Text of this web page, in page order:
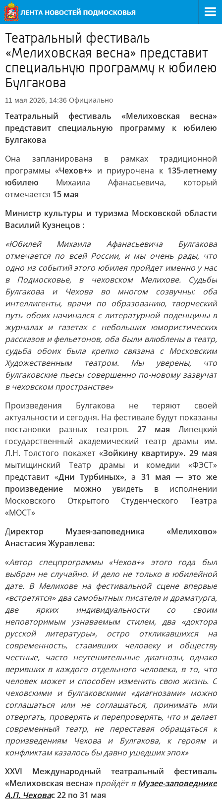
Театральный фестиваль
«Мелиховская весна» представит
специальную программу к юбилею
Булгакова
11 мая 2026, 14:36 Официально
Театральный фестиваль «Мелиховская весна»
представит специальную программу к юбилею
Булгакова
Она запланирована в рамках традиционной
программы «Чехов+» и приурочена к135-летнему
юбилею Михаила Афанасьевича, который
отмечается 15 мая
Министр культуры и туризма Московской области
Василий Кузнецов :
«Юбилей Михаила Афанасьевича Булгакова
отмечается по всей России, и мы очень рады, что
одно из событий этого юбилея пройдет именно у нас
в Подмосковье, в чеховском Мелихове. Судьбы
Булгакова и Чехова во многом созвучны: оба
интеллигенты, врачи по образованию, творческий
путь обоих начинался с литературной поденщины в
журналах и газетах с небольших юмористических
рассказов и фельетонов, оба были влюблены в театр,
судьба обоих была крепко связана с Московским
Художественным театром. Мы уверены, что
булгаковские пьесы совершенно по-новому зазвучат
в чеховском пространстве»
Произведения Булгакова не теряют своей
актуальности и сегодня. На фестивале будут показаны
постановки разных театров. 27 мая Липецкий
государственный академический театр драмы им.
Л.Н. Толстого покажет «Зойкину квартиру». 29 мая
мытищинский Театр драмы и комедии «ФЭСТ»
представит «Дни Турбиных», а 31 мая — это же
произведение можно увидеть в исполнении
Московского Открытого Студенческого Театра
«МОСТ»
Директор Музея-заповедника «Мелихово»
Анастасия Журавлева:
«Автор спецпрограммы «Чехов+» этого года был
выбран не случайно. И дело не только в юбилейной
дате. В Мелихове на фестивальной сцене впервые
«встретятся» два самобытных писателя и драматурга,
две ярких индивидуальности со своим
неповторимым узнаваемым стилем, два «доктора
русской литературы», остро откликавшихся на
современность, ставивших человеку и обществу
честные, часто неутешительные диагнозы, однако
веривших в каждого отдельного человека, в то, что
человек может и способен изменить свою жизнь. С
чеховскими и булгаковскими «диагнозами» можно
соглашаться или не соглашаться, принимать или
отвергать, проверять и перепроверять, что и делает
современный театр, не переставая обращаться к
произведениям Чехова и Булгакова, к героям и
конфликтам казалось бы давно ушедших эпох»
XXVI Международный театральный фестиваль
«Мелиховская весна» пройдёт в Музее-заповеднике
А.П. Чеховас 22 по 31 мая